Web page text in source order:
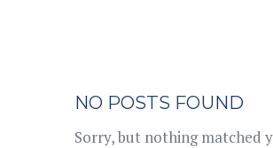
NO POSTS FOUND
Sorry, but nothing matched